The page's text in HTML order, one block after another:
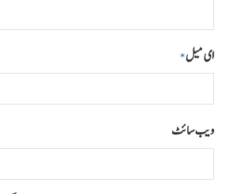
ای میل*
ویب‌ سائٹ